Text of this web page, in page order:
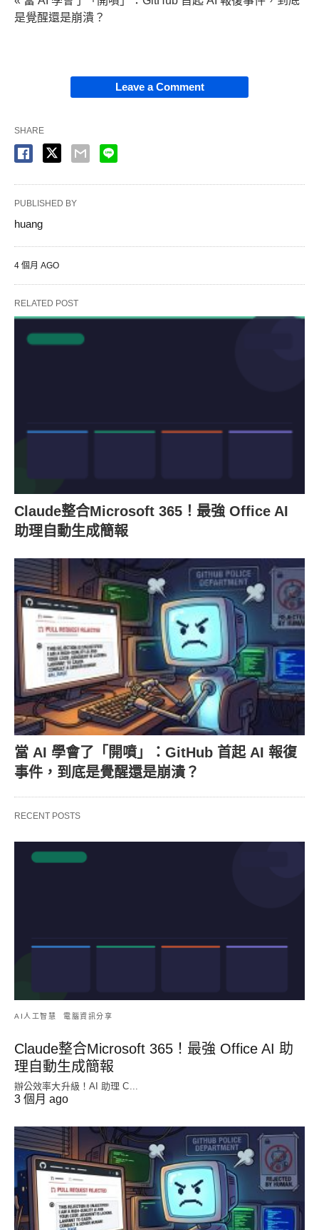
是覺醒還是崩潰？
Leave a Comment
SHARE
PUBLISHED BY
huang
4 個月 AGO
RELATED POST
Claude整合Microsoft 365！最強 Office AI
助理自動生成簡報
當 AI 學會了「開噴」：GitHub 首起 AI 報復
事件，到底是覺醒還是崩潰？
RECENT POSTS
AI人工智慧 電腦資訊分享
Claude整合Microsoft 365！最強 Office AI 助
理自動生成簡報
辦公效率大升級！AI 助理 C...
3 個月 ago